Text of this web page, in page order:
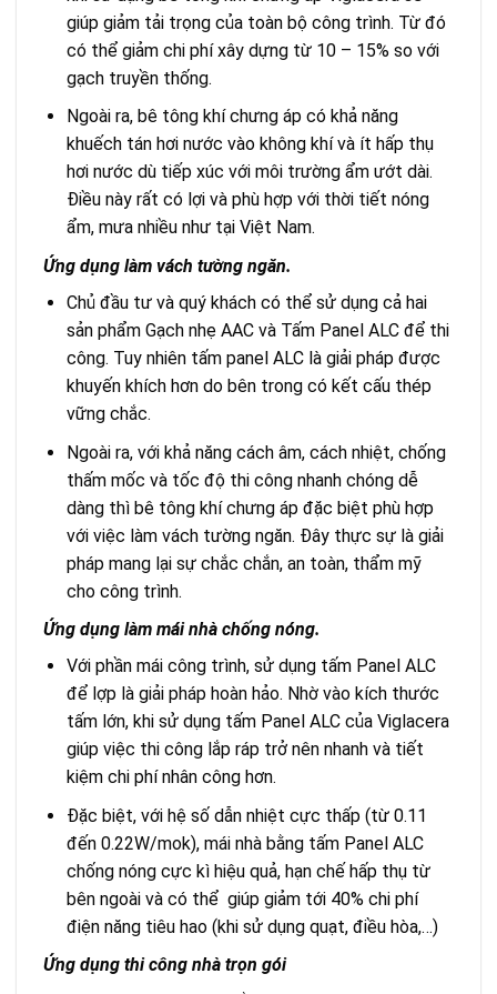
giúp giảm tải trọng của toàn bộ công trình. Từ đó
có thể giảm chi phí xây dựng từ 10 – 15% so với
gạch truyền thống.
Ngoài ra, bê tông khí chưng áp có khả năng
khuếch tán hơi nước vào không khí và ít hấp thụ
hơi nước dù tiếp xúc với môi trường ẩm ướt dài.
Điều này rất có lợi và phù hợp với thời tiết nóng
ẩm, mưa nhiều như tại Việt Nam.
Ứng dụng làm vách tường ngăn.
Chủ đầu tư và quý khách có thể sử dụng cả hai
sản phẩm Gạch nhẹ AAC và Tấm Panel ALC để thi
công. Tuy nhiên tấm panel ALC là giải pháp được
khuyến khích hơn do bên trong có kết cấu thép
vững chắc.
Ngoài ra, với khả năng cách âm, cách nhiệt, chống
thấm mốc và tốc độ thi công nhanh chóng dễ
dàng thì bê tông khí chưng áp đặc biệt phù hợp
với việc làm vách tường ngăn. Đây thực sự là giải
pháp mang lại sự chắc chắn, an toàn, thẩm mỹ
cho công trình.
Ứng dụng làm mái nhà chống nóng.
Với phần mái công trình, sử dụng tấm Panel ALC
để lợp là giải pháp hoàn hảo. Nhờ vào kích thước
tấm lớn, khi sử dụng tấm Panel ALC của Viglacera
giúp việc thi công lắp ráp trở nên nhanh và tiết
kiệm chi phí nhân công hơn.
Đặc biệt, với hệ số dẫn nhiệt cực thấp (từ 0.11
đến 0.22W/mok), mái nhà bằng tấm Panel ALC
chống nóng cực kì hiệu quả, hạn chế hấp thụ từ
bên ngoài và có thể giúp giảm tới 40% chi phí
điện năng tiêu hao (khi sử dụng quạt, điều hòa,…)
Ứng dụng thi công nhà trọn gói